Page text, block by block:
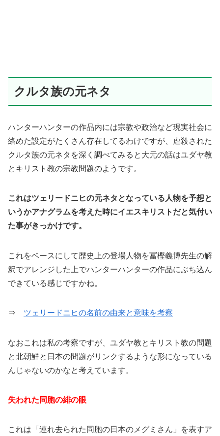
クルタ族の元ネタ
ハンターハンターの作品内には宗教や政治など現実社会に
絡めた設定がたくさん存在してるわけですが、虐殺された
クルタ族の元ネタを深く調べてみると大元の話はユダヤ教
とキリスト教の宗教問題のようです。
これはツェリードニヒの元ネタとなっている人物を予想と
いうかアナグラムを考えた時にイエスキリストだと気付い
た事がきっかけです。
これをベースにして歴史上の登場人物を冨樫義博先生の解
釈でアレンジした上でハンターハンターの作品にぶち込ん
できている感じですかね。
⇒ ツェリードニヒの名前の由来と意味を考察
なおこれは私の考察ですが、ユダヤ教とキリスト教の問題
と北朝鮮と日本の問題がリンクするような形になっている
んじゃないのかなと考えています。
失われた同胞の緋の眼
これは「連れ去られた同胞の日本のメグミさん」を表すア